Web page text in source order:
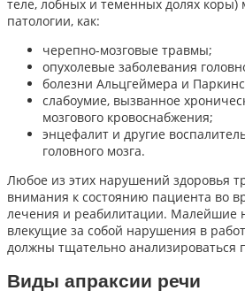
теле, лобных и теменных долях коры)
патологии, как:
черепно-мозговые травмы;
опухолевые заболевания
болезни Альцгеймера и
слабоумие, вызванное
мозгового кровоснабжения;
энцефалит и другие
головного мозга.
Любое из этих нарушений здоровья
внимания к состоянию пациента во
лечения и реабилитации. Малейшие
влекущие за собой нарушения в
должны тщательно
Виды апраксии речи